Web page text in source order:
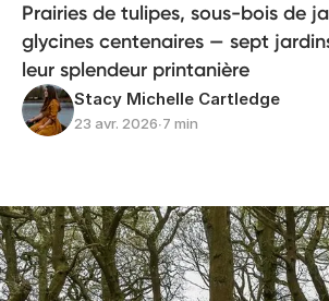
Prairies de tulipes, sous-bois de
glycines centenaires — sept
leur splendeur printanière
Stacy Michelle Cartledge
23 avr. 2026∙7 min